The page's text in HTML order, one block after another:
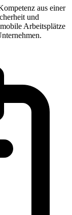
aus einer
und
Arbeitsplätze